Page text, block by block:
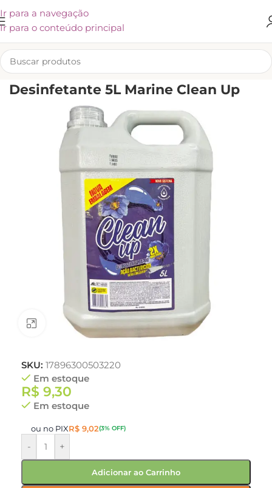
Ir para a navegação
Ir para o conteúdo principal
INÍCIO/LIMPEZA/CUIDADOS PARA A CASA/DESINFETANTE
Desinfetante 5L Marine Clean Up
Clique para ampliar
SKU: 17896300503220
Em estoque
R$ 9,30
Em estoque
ou no PIXR$ 9,02(3% OFF)
- +
Adicionar ao Carrinho